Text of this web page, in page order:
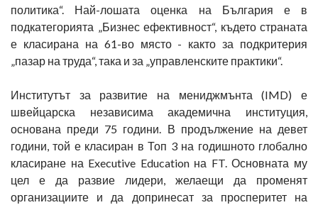
политика“. Най-лошата оценка на България е в
подкатегорията „Бизнес ефективност“, където страната
е класирана на 61-во място - както за подкритерия
„пазар на труда“, така и за „управленските практики“.
Институтът за развитие на мениджмънта (IMD) е
швейцарска независима академична институция,
основана преди 75 години. В продължение на девет
години, той е класиран в Топ 3 на годишното глобално
класиране на Executive Education на FT. Основната му
цел е да развие лидери, желаещи да променят
организациите и да допринесат за просперитет на